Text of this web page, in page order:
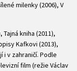
milenky (2006), V
kniha (2011),
Kafkovi (2013),
i v zahraničí. Podle
film (režie Václav